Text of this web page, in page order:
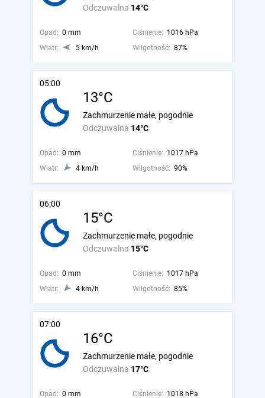
Odczuwalna 14°C
Opad: 0 mm Ciśnienie: 1016 hPa
Wiatr:
5 km/h Wilgotność: 87%
05:00
13°C
Odczuwalna 14°C
Zachmurzenie małe, pogodnie
Opad: 0 mm Ciśnienie: 1017 hPa
Wiatr:
4 km/h Wilgotność: 90%
06:00
15°C
Odczuwalna 15°C
Zachmurzenie małe, pogodnie
Opad: 0 mm Ciśnienie: 1017 hPa
Wiatr:
4 km/h Wilgotność: 85%
07:00
16°C
Odczuwalna 17°C
Zachmurzenie małe, pogodnie
Opad: 0 mm Ciśnienie: 1018 hPa